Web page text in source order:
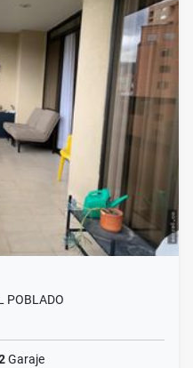
POBLADO
Garaje